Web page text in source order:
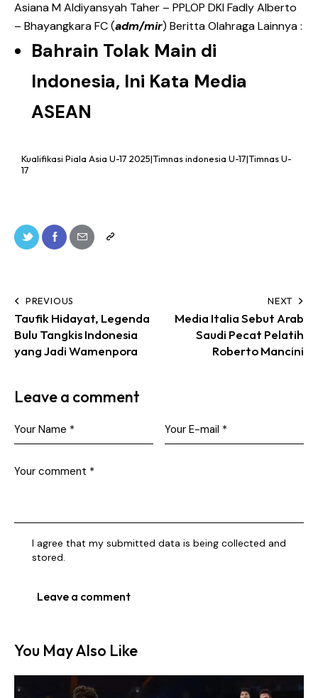
Asiana M Aldiyansyah Taher – PPLOP DKI Fadly Alberto
– Bhayangkara FC (adm/mir) Beritta Olahraga Lainnya :
Bahrain Tolak Main di
Indonesia, Ini Kata Media
ASEAN
Kualifikasi Piala Asia U-17 2025|Timnas indonesia U-17|Timnas U-
17
PREVIOUS
Taufik Hidayat, Legenda
Bulu Tangkis Indonesia
yang Jadi Wamenpora
NEXT
Media Italia Sebut Arab
Saudi Pecat Pelatih
Roberto Mancini
Leave a comment
I agree that my submitted data is being collected and
stored.
You May Also Like